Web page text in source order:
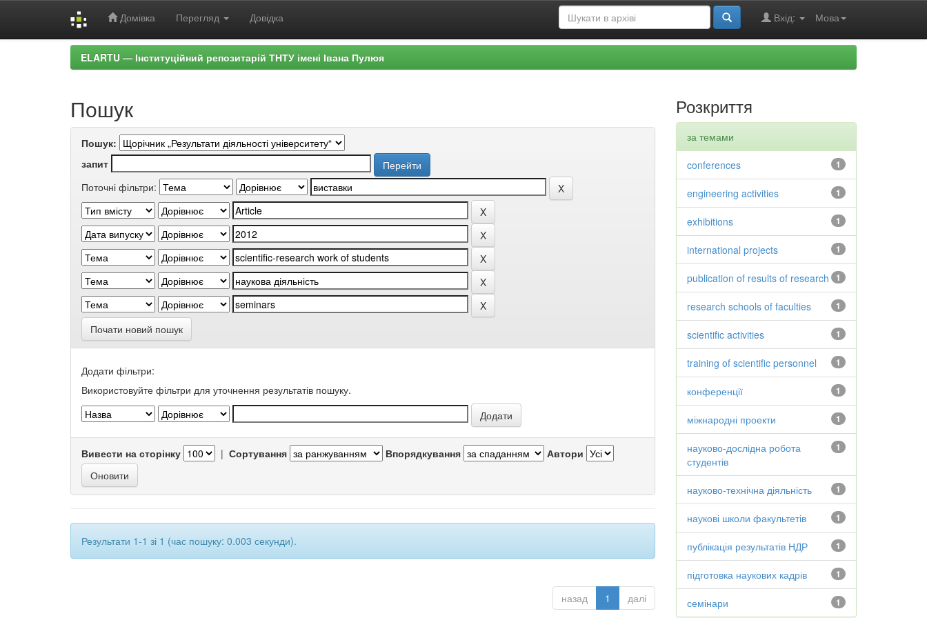
Домівка Перегляд Довідка Мова
Вхід:
ELARTU — Інституційний репозитарій ТНТУ імені Івана Пулюя
Пошук
Пошук:
запит
Поточні фільтри:
Почати новий пошук
Додати фільтри:
Використовуйте фільтри для уточнення результатів пошуку.
Вивести на сторінку | Сортування Впорядкування Автори
Результати 1-1 зі 1 (час пошуку: 0.003 секунди).
назад 1 далі
Розкриття
за темами
1
conferences
1
engineering activities
1
exhibitions
1
international projects
1
publication of results of research
1
research schools of faculties
1
scientific activities
1
training of scientific personnel
1
конференції
1
міжнародні проекти
1
науково-дослідна робота
студентів
1
науково-технічна діяльність
1
наукові школи факультетів
1
публікація результатів НДР
1
підготовка наукових кадрів
1
семінари